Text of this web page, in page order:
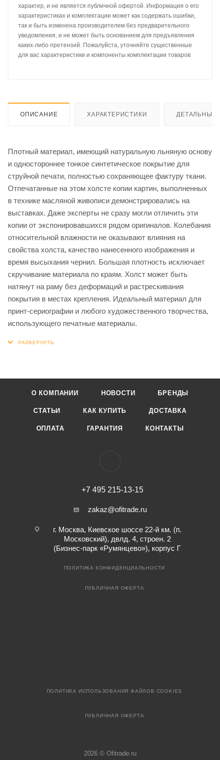
характер, и не является публичной офертой. Информация о его
характеристиках и комплектации может как содержать ошибки,
так и быть изменена производителем без предварительного
уведомления, и не может быть основанием для предъявления
каких-либо претензий. Пожалуйста, уточняйте существенные
для вас характеристики и компоненты комплектации товаров
ОПИСАНИЕ ХАРАКТЕРИСТИКИ ДЕТАЛЬНЫЕ
Плотный материал, имеющий натуральную льняную основу
и одностороннее тонкое синтетическое покрытие для
струйной печати, полностью сохраняющее фактуру ткани.
Отпечатанные на этом холсте копии картин, выполненных
в технике масляной живописи демонстрировались на
выставках. Даже эксперты не сразу могли отличить эти
копии от экспонировавшихся рядом оригиналов. Колебания
относительной влажности не оказывают влияния на
свойства холста, качество нанесенного изображения и
время высыхания чернил. Большая плотность исключает
скручивание материала по краям. Холст может быть
натянут на раму без деформаций и растрескивания
покрытия в местах крепления. Идеальный материал для
принт-сериографии и любого художественного творчества,
использующего печатные материалы.
О КОМПАНИИ НОВОСТИ БРЕНДЫ
СТАТЬИ КАК КУПИТЬ ДОСТАВКА
ОПЛАТА ГАРАНТИЯ КОНТАКТЫ
+7 495 215-13-15
zakaz@ofitrade.ru
г. Москва, Киевское шоссе 22-й км. (п.
Московский), двлд. 4, строен. 2
(Бизнес-парк «Румянцево»), корпус Г
ПОЛИТИКА КОНФИДЕНЦИАЛЬНОСТИ
ПУБЛИЧНАЯ ОФЕРТА
ПОЛИТИКА ИСПОЛЬЗОВАНИЯ ФАЙЛОВ COOKIES
ПУБЛИЧНАЯ ОФЕРТА
2026 © Ofitrade.ru